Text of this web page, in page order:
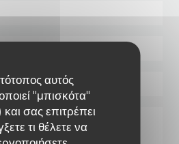
αυτός
"μπισκότα"
σας επιτρέπει
τι θέλετε να